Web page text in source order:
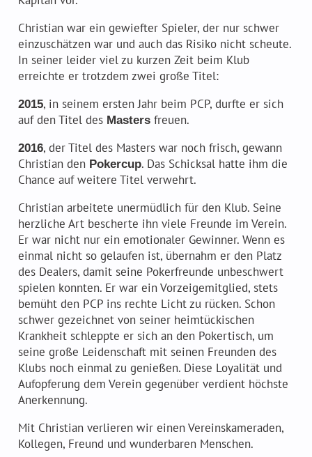
Christian war ein gewiefter Spieler, der nur schwer
einzuschätzen war und auch das Risiko nicht scheute.
In seiner leider viel zu kurzen Zeit beim Klub
erreichte er trotzdem zwei große Titel:
2015, in seinem ersten Jahr beim PCP, durfte er sich
auf den Titel des Mastersfreuen.
2016, der Titel des Masters war noch frisch, gewann
Christian den Pokercup. Das Schicksal hatte ihm die
Chance auf weitere Titel verwehrt.
Christian arbeitete unermüdlich für den Klub. Seine
herzliche Art bescherte ihn viele Freunde im Verein.
Er war nicht nur ein emotionaler Gewinner. Wenn es
einmal nicht so gelaufen ist, übernahm er den Platz
des Dealers, damit seine Pokerfreunde unbeschwert
spielen konnten. Er war ein Vorzeigemitglied, stets
bemüht den PCP ins rechte Licht zu rücken. Schon
schwer gezeichnet von seiner heimtückischen
Krankheit schleppte er sich an den Pokertisch, um
seine große Leidenschaft mit seinen Freunden des
Klubs noch einmal zu genießen. Diese Loyalität und
Aufopferung dem Verein gegenüber verdient höchste
Anerkennung.
Mit Christian verlieren wir einen Vereinskameraden,
Kollegen, Freund und wunderbaren Menschen.